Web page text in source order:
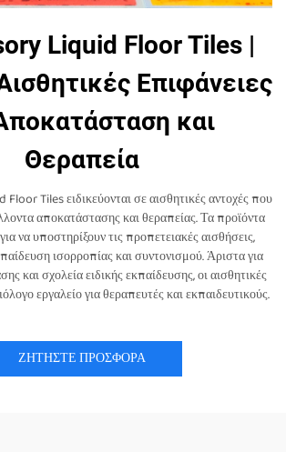
Liquid Floor Tiles |
Επιφάνειες
και
Θεραπεία
Tiles ειδικεύονται σε αισθητικές αντοχές που
αποκατάστασης και θεραπείας. Τα προϊόντα
να υποστηρίξουν τις προπετειακές αισθήσεις,
ισορροπίας και συντονισμού. Άριστα για
και σχολεία ειδικής εκπαίδευσης, οι αισθητικές
εργαλείο για θεραπευτές και εκπαιδευτικούς.
ΖΗΤΗΣΤΕ ΠΡΟΣΦΟΡΑ